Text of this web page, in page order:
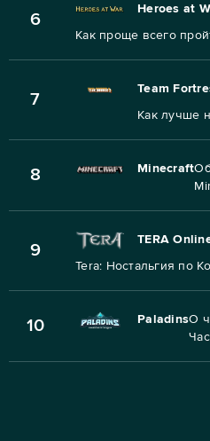
6
Heroes at
Как проще всего
7
Team
Как лучше
8 Minecraft
9
TERA
Tera: Ностальгия по
10 PaladinsО